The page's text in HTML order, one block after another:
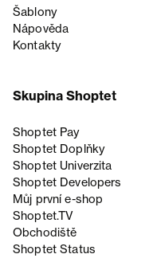
Šablony
Nápověda
Kontakty
Skupina Shoptet
Shoptet Pay
Shoptet Doplňky
Shoptet Univerzita
Shoptet Developers
Můj první e-shop
Shoptet.TV
Obchodiště
Shoptet Status